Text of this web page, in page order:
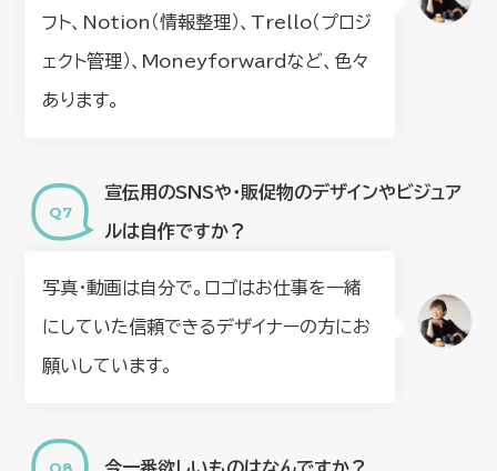
フト、Notion（情報整理）、Trello（プロジ
ェクト管理）、Moneyforwardなど、色々
あります。
宣伝用のSNSや・販促物のデザインやビジュア
ルは自作ですか？
写真・動画は自分で。ロゴはお仕事を一緒
にしていた信頼できるデザイナーの方にお
願いしています。
今一番欲しいものはなんですか？